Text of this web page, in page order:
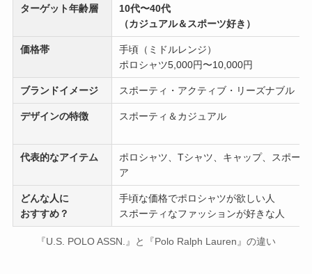
ターゲット年齢層
10代〜40代
（カジュアル＆スポーツ好き）
価格帯
手頃（ミドルレンジ）
ポロシャツ5,000円〜10,000円
ブランドイメージ スポーティ・アクティブ・リーズナブル
デザインの特徴 スポーティ＆カジュアル
代表的なアイテム
ポロシャツ、Tシャツ、キャップ、スポー
ア
どんな人に
おすすめ？
手頃な価格でポロシャツが欲しい人
スポーティなファッションが好きな人
『U.S. POLO ASSN.』と『Polo Ralph Lauren』の違い